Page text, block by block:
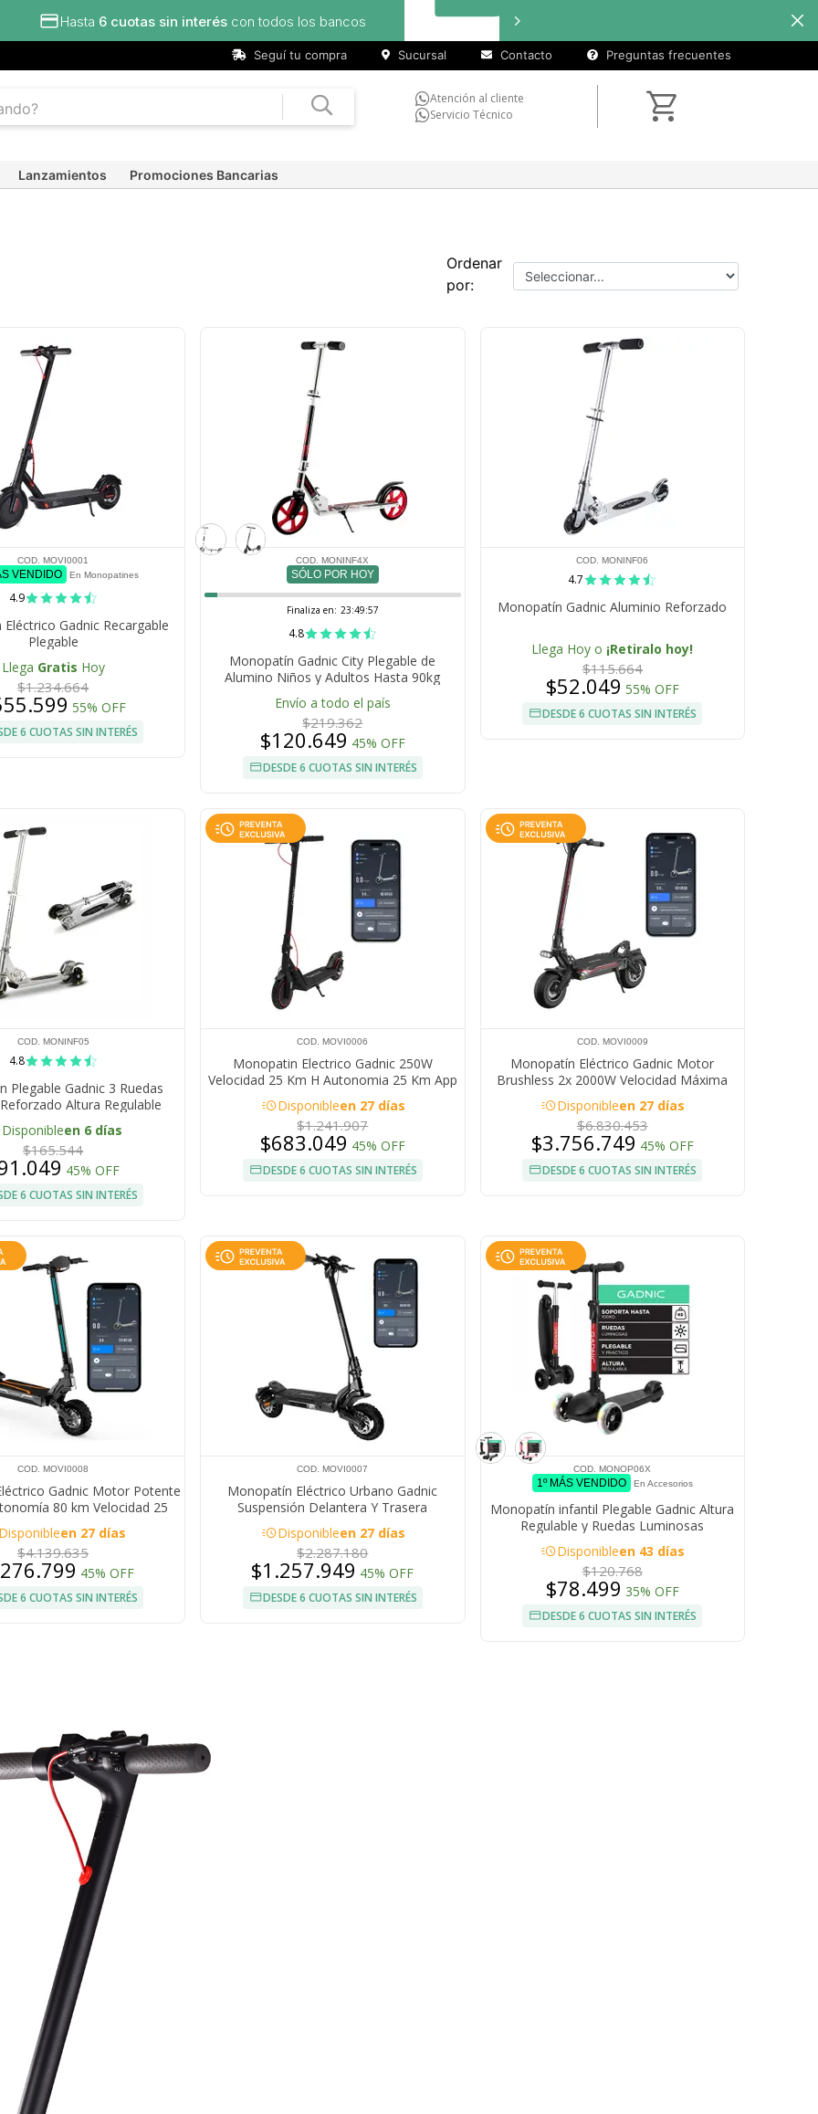
Seguí tu compra Sucursal Contacto Preguntas frecuentes
Atención al cliente
Servicio Técnico
Lanzamientos Promociones Bancarias
Ordenar
por:
COD. MOVI0001
VENDIDO En Monopatines
4.9
Gadnic Recargable
Plegable
Llega Gratis Hoy
$1.234.664
55% OFF
6 CUOTAS SIN INTERÉS
COD. MONINF4X
SÓLO POR HOY
Finaliza en: 23:49:56
4.8
Monopatín Gadnic City Plegable de
Alumino Niños y Adultos Hasta 90kg
Ruedas 200mm
Envío a todo el país
$219.362
$120.649 45% OFF
DESDE 6 CUOTAS SIN INTERÉS
COD. MONINF06
4.7
Monopatín Gadnic Aluminio Reforzado
Llega Hoy o ¡Retiralo hoy!
$115.664
$52.049 55% OFF
DESDE 6 CUOTAS SIN INTERÉS
COD. MONINF05
4.8
Plegable Gadnic 3 Ruedas
Altura Regulable
Disponibleen 6 días
$165.544
45% OFF
6 CUOTAS SIN INTERÉS
COD. MOVI0006
Monopatin Electrico Gadnic 250W
Velocidad 25 Km H Autonomia 25 Km App
Tuya Smart Freno A Disco Plegable
acuteDisponibleen 27 días
$1.241.907
$683.049 45% OFF
DESDE 6 CUOTAS SIN INTERÉS
COD. MOVI0009
Monopatín Eléctrico Gadnic Motor
Brushless 2x 2000W Velocidad Máxima
100 km/h Batería Litio ION 60 V 30Ah
acuteDisponibleen 27 días
$6.830.453
$3.756.749 45% OFF
DESDE 6 CUOTAS SIN INTERÉS
COD. MOVI0008
Gadnic Motor Potente
80 km Velocidad 25
Todoterreno 11”
Disponibleen 27 días
$4.139.635
45% OFF
6 CUOTAS SIN INTERÉS
COD. MOVI0007
Monopatín Eléctrico Urbano Gadnic
Suspensión Delantera Y Trasera
Autonomía 40 km Motor 500W Velocidad
45 km/h
acuteDisponibleen 27 días
$2.287.180
$1.257.949 45% OFF
DESDE 6 CUOTAS SIN INTERÉS
COD. MONOP06X
1º MÁS VENDIDO En Accesorios
Monopatín infantil Plegable Gadnic Altura
Regulable y Ruedas Luminosas
acuteDisponibleen 43 días
$120.768
$78.499 35% OFF
DESDE 6 CUOTAS SIN INTERÉS